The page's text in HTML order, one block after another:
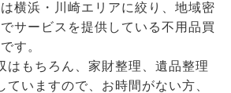
横浜・川崎エリアに絞り、地域密
サービスを提供している不用品買
す。
はもちろん、家財整理、遺品整理
ていますので、お時間がない方、